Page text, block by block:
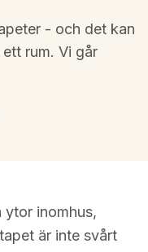
- och det kan
rum. Vi går
ytor inomhus,
är inte svårt